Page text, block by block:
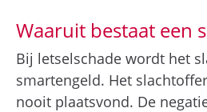
Waaruit bestaat een
Bij letselschade wordt het
smartengeld. Het
nooit plaatsvond. De